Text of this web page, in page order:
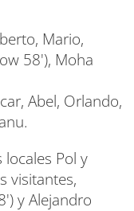
Mario,
58'), Moha
Abel, Orlando,
locales Pol y
visitantes,
y Alejandro